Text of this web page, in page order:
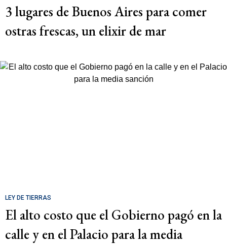
3 lugares de Buenos Aires para comer
ostras frescas, un elixir de mar
LEY DE TIERRAS
El alto costo que el Gobierno pagó en la
calle y en el Palacio para la media